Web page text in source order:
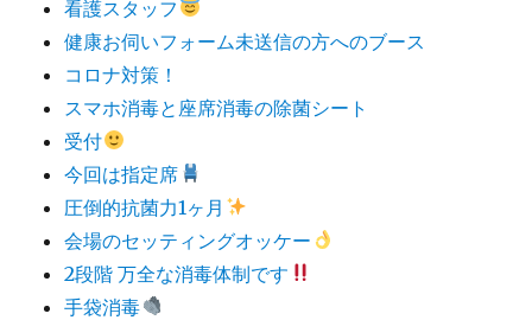
看護スタッフ
健康お伺いフォーム未送信の方へのブース
コロナ対策！
スマホ消毒と座席消毒の除菌シート
受付
今回は指定席
圧倒的抗菌力1ヶ月
会場のセッティングオッケー
2段階 万全な消毒体制です
手袋消毒